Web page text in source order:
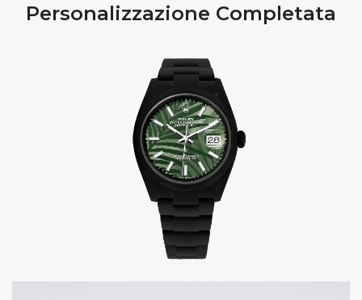
Personalizzazione Completata